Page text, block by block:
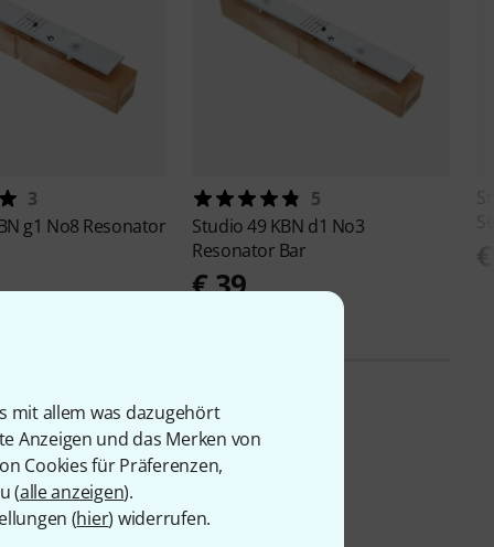
mit allem was dazugehört
Anzeigen und das Merken von
Cookies für Präferenzen,
(alle anzeigen).
(hier) widerrufen.
3
g1 No8 Resonator
5
Studio 49 KBN d1 No3
Resonator Bar
€ 39